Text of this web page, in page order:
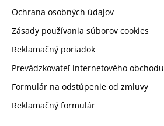
Ochrana osobných údajov
Zásady používania súborov cookies
Reklamačný poriadok
Prevádzkovateľ internetového obchodu
Formulár na odstúpenie od zmluvy
Reklamačný formulár